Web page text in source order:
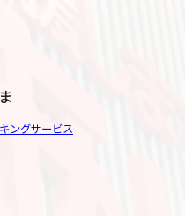
ングサービス